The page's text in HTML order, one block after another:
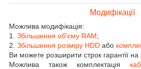
Модифікації
Можлива модифікація:
1. Збільшення об'єму RAM;
2. Збільшення розміру HDD або
Ви можете розширити строк гарантії на
Можлива також комплектація